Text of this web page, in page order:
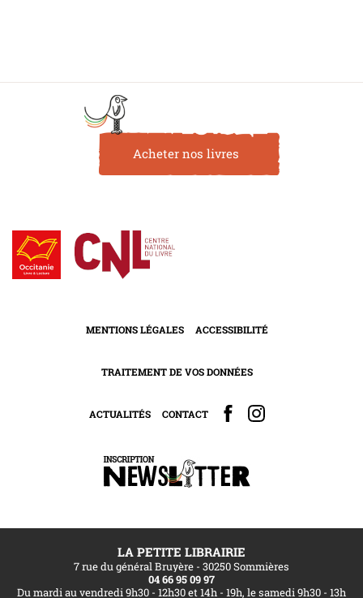
Acheter nos livres
MENTIONS LÉGALES ACCESSIBILITÉ
TRAITEMENT DE VOS DONNÉES
ACTUALITÉS CONTACT
LA PETITE LIBRAIRIE
7 rue du général Bruyère - 30250 Sommières
04 66 95 09 97
Du mardi au vendredi 9h30 - 12h30 et 14h - 19h, le samedi 9h30 - 13h